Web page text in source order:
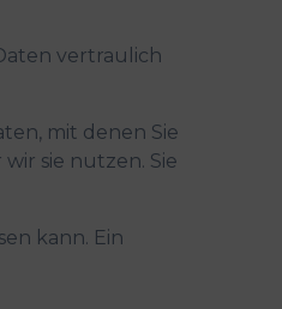
vertraulich
mit denen Sie
sie nutzen. Sie
kann. Ein